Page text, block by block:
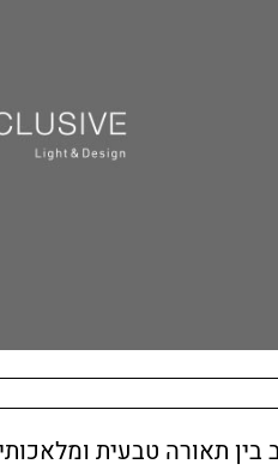
בין תאורה טבעית